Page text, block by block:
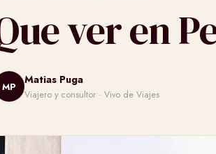
ver en
MP
Matias Puga
Viajero y consultor · Vivo de Viajes